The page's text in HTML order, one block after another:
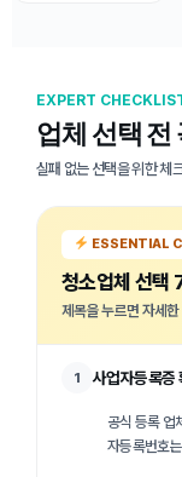
EXPERT
업체 선택 전
실패 없는 선택을 위한 체
ESSENTIAL
청소업체 선택
제목을 누르면 자세
1 사업자등록증
공식 등록 업
자등록번호